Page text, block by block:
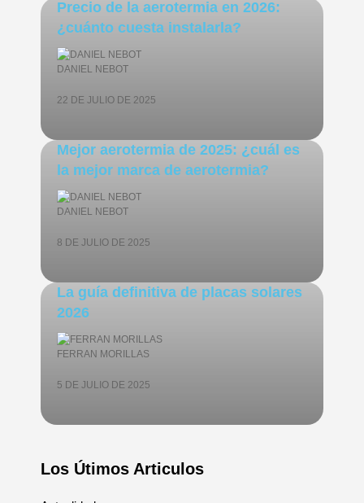
Precio de la aerotermia en 2026:
¿cuánto cuesta instalarla?
DANIEL NEBOT
22 DE JULIO DE 2025
Mejor aerotermia de 2025: ¿cuál es
la mejor marca de aerotermia?
DANIEL NEBOT
8 DE JULIO DE 2025
La guía definitiva de placas solares
2026
FERRAN MORILLAS
5 DE JULIO DE 2025
Los Útimos Articulos